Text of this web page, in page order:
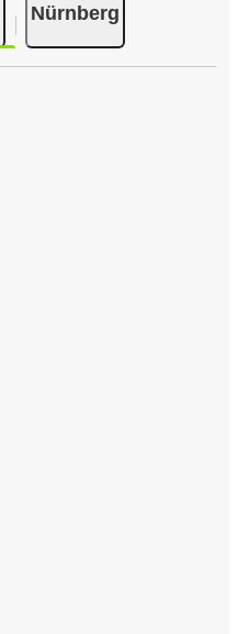
Nürnberg